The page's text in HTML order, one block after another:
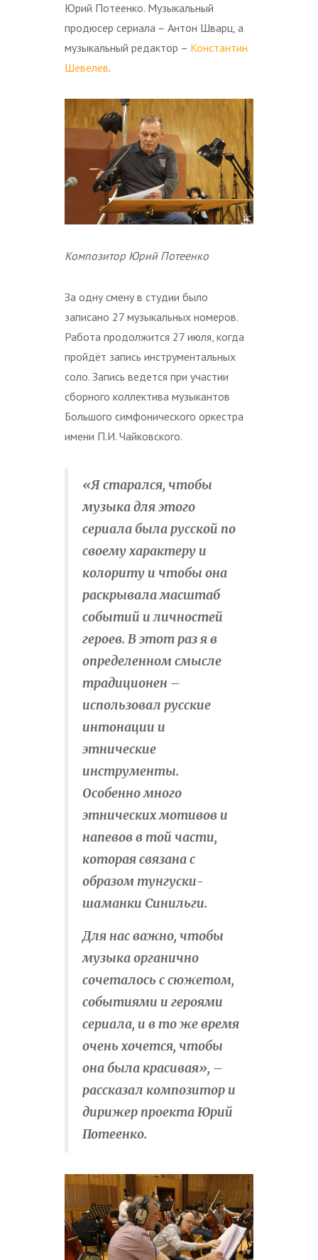
Юрий Потеенко. Музыкальный
продюсер сериала – Антон Шварц, а
музыкальный редактор – Константин
Шевелев.
Композитор Юрий Потеенко
За одну смену в студии было
записано 27 музыкальных номеров.
Работа продолжится 27 июля, когда
пройдёт запись инструментальных
соло. Запись ведется при участии
сборного коллектива музыкантов
Большого симфонического оркестра
имени П.И. Чайковского.
«Я старался, чтобы
музыка для этого
сериала была русской по
своему характеру и
колориту и чтобы она
раскрывала масштаб
событий и личностей
героев. В этот раз я в
определенном смысле
традиционен –
использовал русские
интонации и
этнические
инструменты.
Особенно много
этнических мотивов и
напевов в той части,
которая связана с
образом тунгуски-
шаманки Синильги.
Для нас важно, чтобы
музыка органично
сочеталось с сюжетом,
событиями и героями
сериала, и в то же время
очень хочется, чтобы
она была красивая», –
рассказал композитор и
дирижер проекта Юрий
Потеенко.